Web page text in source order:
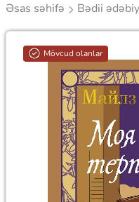
Əsas səhifə Bədii
Mövcud olanlar